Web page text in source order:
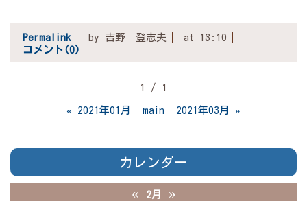
Permalink by 吉野 登志夫
at 13:10
コメント(0)
1 / 1
« 2021年01月 main 2021年03月 »
カレンダー
« 2月 »